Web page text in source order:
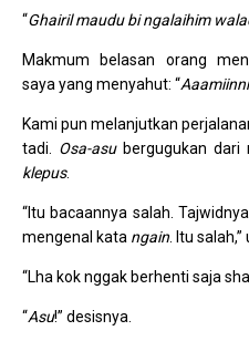
“Ghairil maudu bi ngalaihim
Makmum belasan orang
saya yang menyahut: “
Kami pun melanjutkan
tadi. Osa-asubergugukan dari
klepus.
“Itu bacaannya salah.
mengenal kata ngain . Itu
“Lha kok nggak berhenti saja
“Asu!” desisnya.